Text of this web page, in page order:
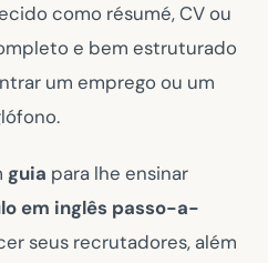
como résumé, CV ou
e bem estruturado
um emprego ou um
guia para lhe ensinar
em inglês passo-a-
seus recrutadores, além